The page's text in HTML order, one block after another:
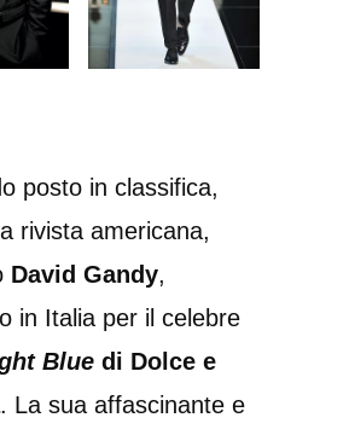
posto in classifica,
rivista americana,
David Gandy,
in Italia per il celebre
Blue di Dolce e
. La sua affascinante e